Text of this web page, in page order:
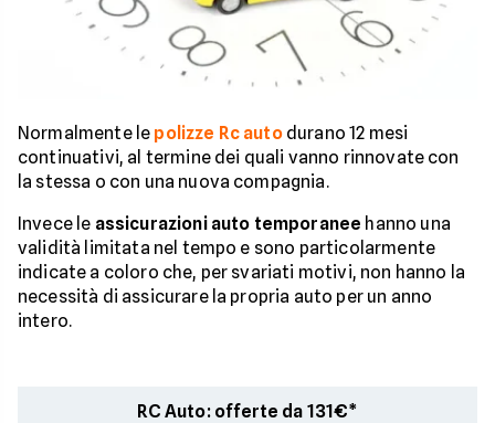
Normalmente le polizze Rc autodurano 12 mesi
continuativi, al termine dei quali vanno rinnovate con
la stessa o con una nuova compagnia.
Invece le assicurazioni auto temporanee hanno una
validità limitata nel tempo e sono particolarmente
indicate a coloro che, per svariati motivi, non hanno la
necessità di assicurare la propria auto per un anno
intero.
RC Auto: offerte da 131€*